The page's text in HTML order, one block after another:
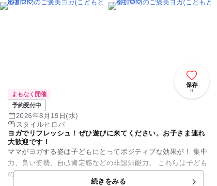
保存
0
まもなく開催
予約受付中
2026年8月19日(水)
スタイルヒロバ
ヨガでリフレッシュ！ぜひ遊びに来てください。お子さま連れ
大歓迎です！
ママがヨガする姿は子どもにとってポジティブな効果が！ 集中
力、良い姿勢、自己肯定感などの非認知能力。 これらは子ども
のうちに養いたい、生きる力です！ "子どもがこれから色々な
続きをみる